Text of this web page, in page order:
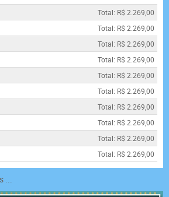
Total: R$ 2.269,00
Total: R$ 2.269,00
Total: R$ 2.269,00
Total: R$ 2.269,00
Total: R$ 2.269,00
Total: R$ 2.269,00
Total: R$ 2.269,00
Total: R$ 2.269,00
Total: R$ 2.269,00
Total: R$ 2.269,00
...